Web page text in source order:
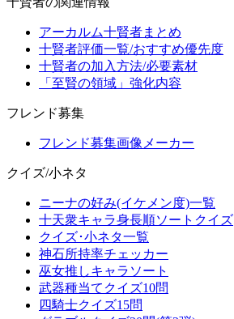
アーカルム十賢者まとめ
十賢者評価一覧/おすすめ優先度
十賢者の加入方法/必要素材
「至賢の領域」強化内容
フレンド募集
フレンド募集画像メーカー
クイズ/小ネタ
ニーナの好み(イケメン度)一覧
十天衆キャラ身長順ソートクイズ
クイズ･小ネタ一覧
神石所持率チェッカー
巫女推しキャラソート
武器種当てクイズ10問
四騎士クイズ15問